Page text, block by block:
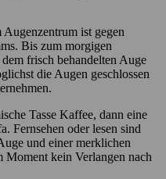
ist gegen
Bis zum morgigen
frisch behandelten Auge
die Augen geschlossen
Tasse Kaffee, dann eine
Fernsehen oder lesen sind
und einer merklichen
kein Verlangen nach